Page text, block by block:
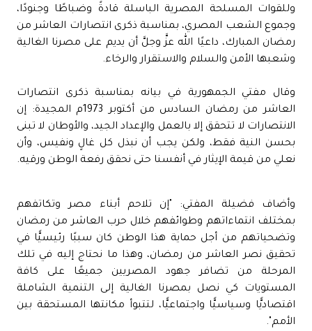
وللقوات المسلحة المصرية الباسلة قادةً وضباطًا وجنودًا،
وجموع الشعب المصري، بمناسبة ذكرى انتصارات العاشر من
رمضان المبارك، داعيًا الله عزَّ وجلَّ أن يديم على مصرنا الغالية
وشعبها الأمن والسلام والاستقرار والرخاء.
وقال مفتي الجمهورية في بيانه بمناسبة ذكرى انتصارات
العاشر من رمضان السادس من أكتوبر 1973م المجيدة: إن
الانتصارات لا تتحقق إلا بالعمل والإعداد الجيد، والأوطان لا تبنى
بحسن النية فقط، ولكن يجب أن نبذل كل غالٍ ونفيس، وأن
نعلي من قيمة الإيثار في أنفسنا حتى نحقق رفعة الوطن ورقيه.
وأضاف فضيلة المفتي: "إن تلاحم أبناء مصر وتكاتفهم
بمختلف انتماءاتهم وطوائفهم خلال حرب العاشر من رمضان
وتضحياتهم من أجل حماية هذا الوطن كان سببًا رئيسيًّا في
تحقيق نصر العاشر من رمضان، وهذا ما نحتاج إليه في تلك
المرحلة من تضافر جهود المصريين جميعًا على كافة
المستويات كي نصل بمصرنا الغالية إلى التنمية الشاملة
اقتصاديًّا وسياسيًّا واجتماعيًّا، لتتبوأ مكانتها المستحقة بين
الأمم".